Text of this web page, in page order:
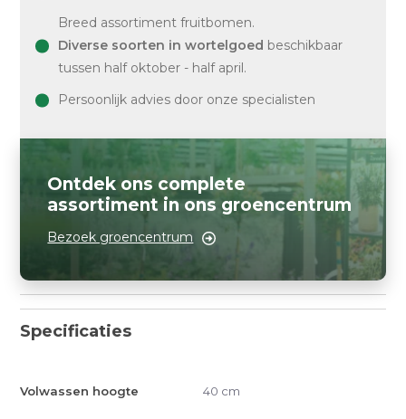
Breed assortiment fruitbomen.
Diverse soorten in wortelgoed beschikbaar
tussen half oktober - half april.
Persoonlijk advies door onze specialisten
Ontdek ons complete
assortiment in ons groencentrum
Bezoek groencentrum
Specificaties
Volwassen hoogte 40 cm